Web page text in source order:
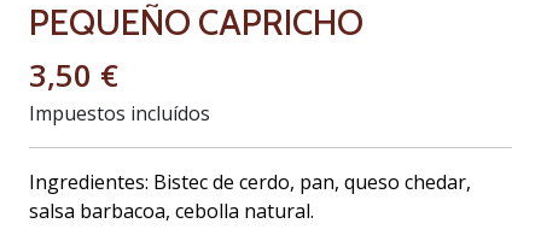
PEQUEÑO CAPRICHO
3,50 €
Impuestos incluídos
Ingredientes: Bistec de cerdo, pan, queso chedar,
salsa barbacoa, cebolla natural.